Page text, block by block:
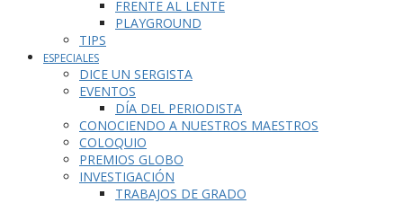
FRENTE AL LENTE
PLAYGROUND
TIPS
ESPECIALES
DICE UN SERGISTA
EVENTOS
DÍA DEL PERIODISTA
CONOCIENDO A NUESTROS MAESTROS
COLOQUIO
PREMIOS GLOBO
INVESTIGACIÓN
TRABAJOS DE GRADO